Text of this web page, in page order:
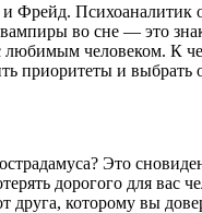
Фрейд. Психоаналитик
во сне — это
человеком. К
приоритеты и
Это
дорогого для вас
друга, которому вы